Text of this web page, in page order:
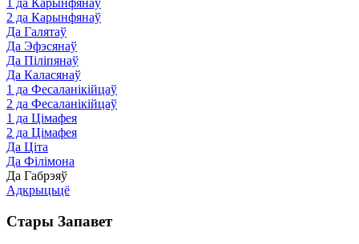
1 да Карынфянаў
2 да Карынфянаў
Да Галятаў
Да Эфэсянаў
Да Піліпянаў
Да Каласянаў
1 да Фесаланікійцаў
2 да Фесаланікійцаў
1 да Цімафея
2 да Цімафея
Да Ціта
Да Філімона
Да Габрэяў
Адкрыцьцё
Стары Запавет